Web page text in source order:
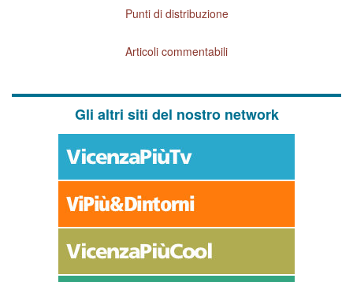
Punti di distribuzione
Articoli commentabili
Gli altri siti del nostro network